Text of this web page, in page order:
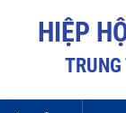
HIỆP